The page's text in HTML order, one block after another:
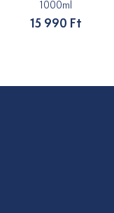
1000ml
15 990 Ft